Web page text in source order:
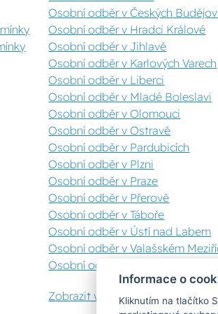
Osobní odběr v Českých
Osobní odběr v Hradci Králové
Osobní odběr v Jihlavě
Osobní odběr v Karlových Varech
Osobní odběr v Liberci
Osobní odběr v Mladé Boleslavi
Osobní odběr v Olomouci
Osobní odběr v Ostravě
Osobní odběr v Pardubicích
Osobní odběr v Plzni
Osobní odběr v Praze
Osobní odběr v Přerově
Osobní odběr v Táboře
Osobní odběr v Ústí nad Labem
Osobní odběr v Valašském
Osobní odběr v Zlíně
Zobrazit vše
Informace o
Kliknutím na tlačítko